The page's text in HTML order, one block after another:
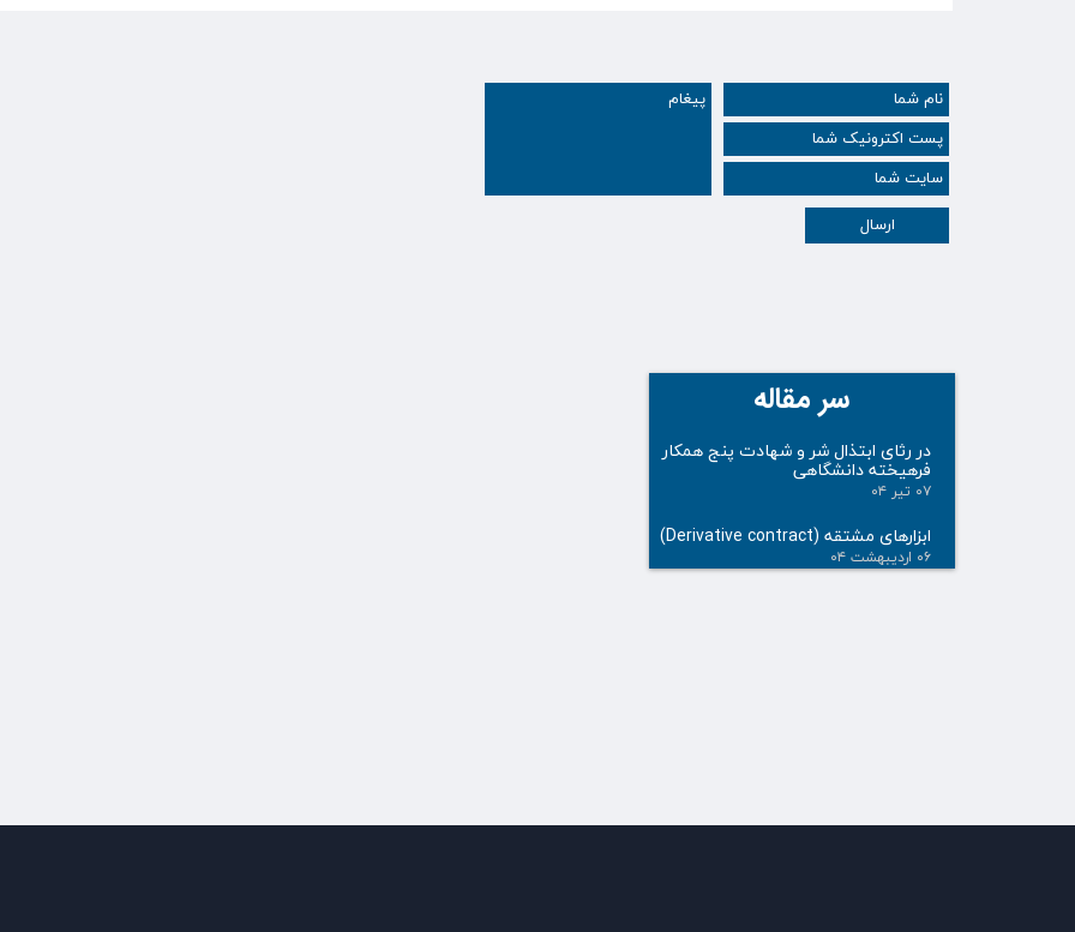
ارسال
سر مقاله
در رثای ابتذال شر و شهادت پنج همکار
فرهیخته دانشگاهی
۰۷ تیر ۰۴
ابزارهای مشتقه (Derivative contract)
۰۶ اردیبهشت ۰۴